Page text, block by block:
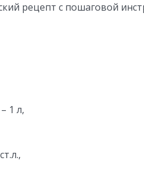
рецепт с пошаговой
1 л,